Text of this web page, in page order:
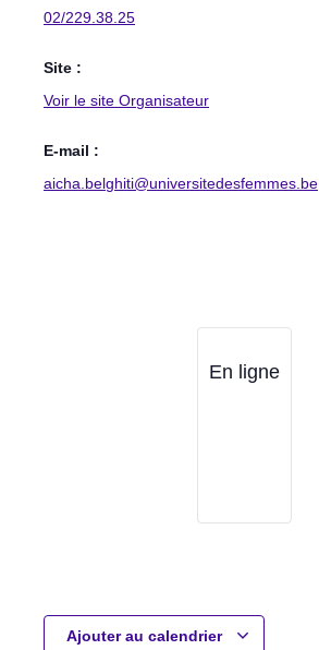
02/229.38.25
Site :
Voir le site Organisateur
E-mail :
aicha.belghiti@universitedesfemmes.be
En ligne
Ajouter au calendrier